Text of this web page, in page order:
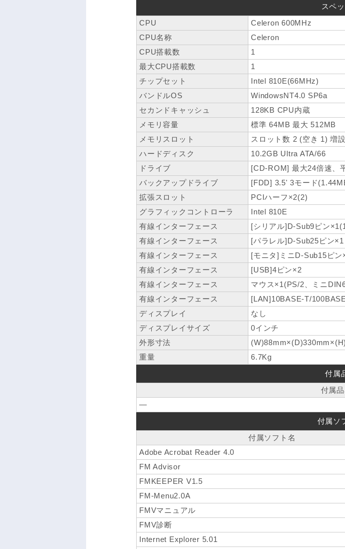
スペ
CPU
Celeron 600MHz
CPU名称
Celeron
CPU搭載数
1
最大CPU搭載数
1
チップセット
Intel 810E(66MHz)
バンドルOS
WindowsNT4.0 SP6a
セカンドキャッシュ
128KB CPU内蔵
メモリ容量
標準 64MB 最大 512MB
メモリスロット
スロット数 2 (空き 1) 増
ハードディスク
10.2GB Ultra ATA/66
ドライブ
[CD-ROM] 最大24倍速、
バックアップドライブ
[FDD] 3.5' 3モード
拡張スロット
PCIハーフ×2(2)
グラフィックコントローラ
Intel 810E
有線インターフェース
[シリアル]D-Sub9ピン
有線インターフェース
[パラレル]D-Sub25ピン×1
有線インターフェース
[モニタ]ミニD-Sub15ピ
有線インターフェース
[USB]4ピン×2
有線インターフェース
マウス×1(PS/2、ミニ
有線インターフェース
[LAN]10BASE-T/
ディスプレイ
なし
ディスプレイサイズ
0インチ
外形寸法
重量
6.7Kg
付属
付属品
―
付属ソ
付属ソフト名
Adobe Acrobat Reader 4.0
FM Advisor
FMKEEPER V1.5
FM-Menu2.0A
FMVマニュアル
FMV診断
Internet Explorer 5.01